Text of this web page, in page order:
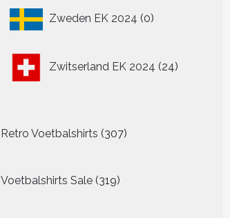
Zweden EK 2024 0
producten
Zwitserland EK 2024 24
producten
Retro Voetbalshirts 307
producten
Voetbalshirts Sale 319
319
producten